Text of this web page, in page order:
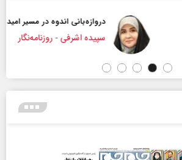
دروازه‌بانی اندوه در مسیر امید
سپیده اشرفی - روزنامه‌نگار